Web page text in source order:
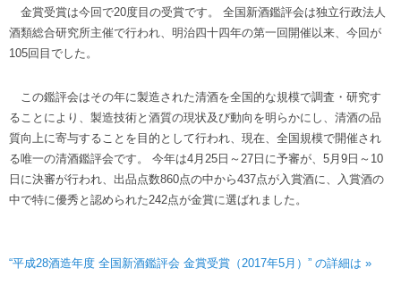
金賞受賞は今回で20度目の受賞です。 全国新酒鑑評会は独立行政法人
酒類総合研究所主催で行われ、明治四十四年の第一回開催以来、今回が
105回目でした。
この鑑評会はその年に製造された清酒を全国的な規模で調査・研究す
ることにより、製造技術と酒質の現状及び動向を明らかにし、清酒の品
質向上に寄与することを目的として行われ、現在、全国規模で開催され
る唯一の清酒鑑評会です。 今年は4月25日～27日に予審が、5月9日～10
日に決審が行われ、出品点数860点の中から437点が入賞酒に、入賞酒の
中で特に優秀と認められた242点が金賞に選ばれました。
“平成28酒造年度 全国新酒鑑評会 金賞受賞（2017年5月）” の詳細は »